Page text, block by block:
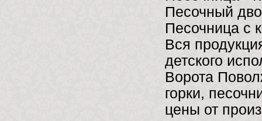
Песочный
Песочница с
Вся
детского
Ворота
горки,
цены от